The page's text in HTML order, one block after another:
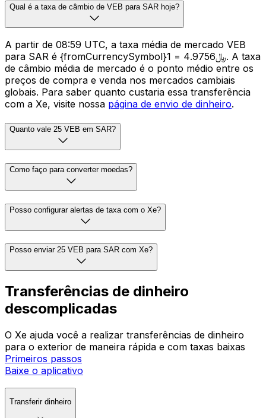
Qual é a taxa de câmbio de VEB para SAR hoje?
A partir de 08:59 UTC, a taxa média de mercado VEB
para SAR é {fromCurrencySymbol}1 = ﷼4.9756. A taxa
de câmbio média de mercado é o ponto médio entre os
preços de compra e venda nos mercados cambiais
globais. Para saber quanto custaria essa transferência
com a Xe, visite nossa página de envio de dinheiro.
Quanto vale 25 VEB em SAR?
Como faço para converter moedas?
Posso configurar alertas de taxa com o Xe?
Posso enviar 25 VEB para SAR com Xe?
Transferências de dinheiro
descomplicadas
O Xe ajuda você a realizar transferências de dinheiro
para o exterior de maneira rápida e com taxas baixas
Primeiros passos
Baixe o aplicativo
Transferir dinheiro